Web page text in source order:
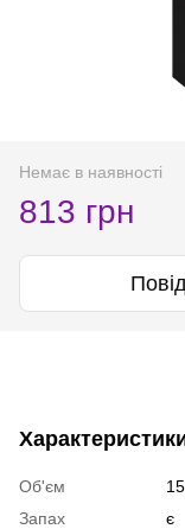
Немає в наявності
813 грн
Об'єм
Запах
є